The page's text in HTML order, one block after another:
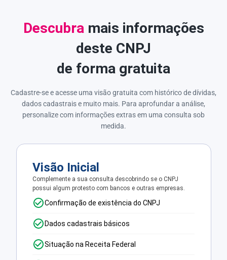
Descubramais informações
deste CNPJ
de forma gratuita
Cadastre-se e acesse uma visão gratuita com histórico de dívidas,
dados cadastrais e muito mais. Para aprofundar a análise,
personalize com informações extras em uma consulta sob
medida.
Visão Inicial
Complemente a sua consulta descobrindo se o CNPJ
possui algum protesto com bancos e outras empresas.
Confirmação de existência do CNPJ
Dados cadastrais básicos
Situação na Receita Federal